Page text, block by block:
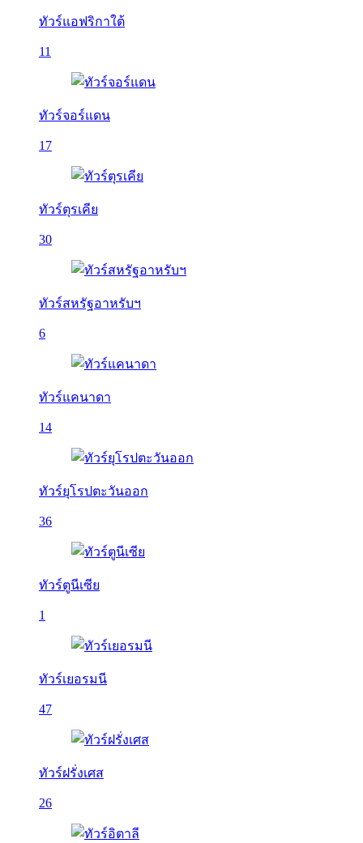
ทัวร์แอฟริกาใต้
11
ทัวร์จอร์แดน
17
ทัวร์ตุรเคีย
30
ทัวร์สหรัฐอาหรับฯ
6
ทัวร์แคนาดา
14
ทัวร์ยุโรปตะวันออก
36
ทัวร์ตูนีเซีย
1
ทัวร์เยอรมนี
47
ทัวร์ฝรั่งเศส
26